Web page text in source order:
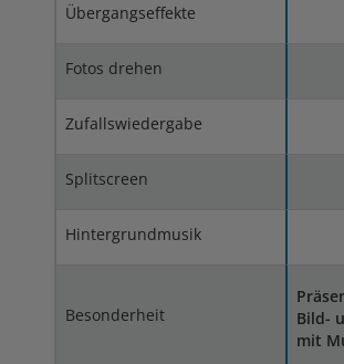
Übergangseffekte
Fotos drehen
Zufallswiedergabe
Splitscreen
Hintergrundmusik
Besonderheit
Bild-
mit